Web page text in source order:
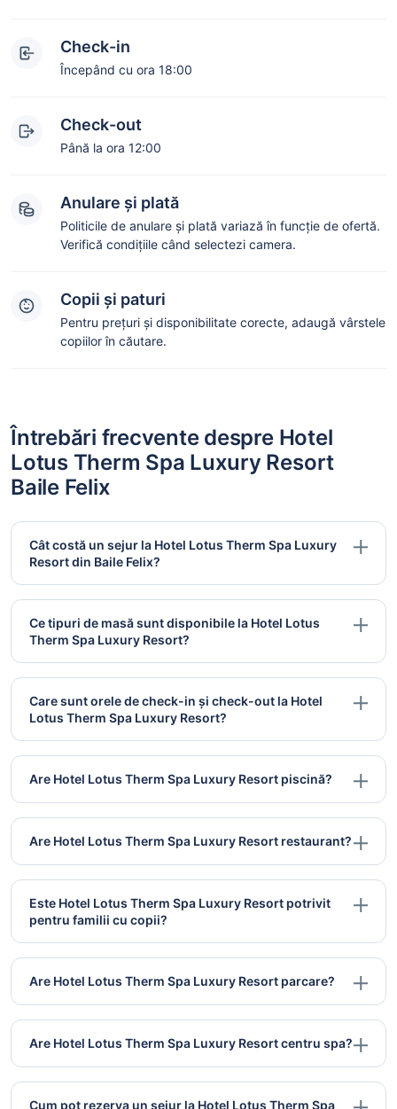
Check-in
Începând cu ora 18:00
Check-out
Până la ora 12:00
Anulare și plată
Politicile de anulare și plată variază în funcție de ofertă.
Verifică condițiile când selectezi camera.
Copii și paturi
Pentru prețuri și disponibilitate corecte, adaugă vârstele
copiilor în căutare.
Întrebări frecvente despre Hotel
Lotus Therm Spa Luxury Resort
Baile Felix
Cât costă un sejur la Hotel Lotus Therm Spa Luxury
Resort din Baile Felix?
Ce tipuri de masă sunt disponibile la Hotel Lotus
Therm Spa Luxury Resort?
Care sunt orele de check-in și check-out la Hotel
Lotus Therm Spa Luxury Resort?
Are Hotel Lotus Therm Spa Luxury Resort piscină?
Are Hotel Lotus Therm Spa Luxury Resort restaurant?
Este Hotel Lotus Therm Spa Luxury Resort potrivit
pentru familii cu copii?
Are Hotel Lotus Therm Spa Luxury Resort parcare?
Are Hotel Lotus Therm Spa Luxury Resort centru spa?
Cum pot rezerva un sejur la Hotel Lotus Therm Spa